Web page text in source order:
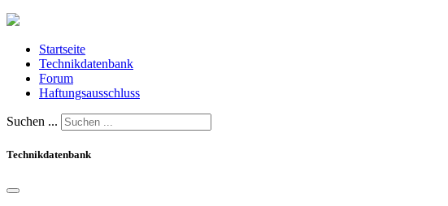
Startseite
Technikdatenbank
Forum
Haftungsausschluss
Suchen ...
Technikdatenbank